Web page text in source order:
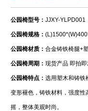
公园椅型号：JJXY-YLPD001
公园椅规格：
公园椅材质：合金铸铁椅腿+
公园椅周期：现货产品 即拍
公园椅特点：选用塑木和铸铁
变形褪色，铸铁材料，强度
摇，整体美观时尚。